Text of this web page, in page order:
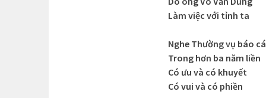
Làm việc với tỉnh ta
Nghe Thường vụ báo
Trong hơn ba năm liền
Có ưu và có khuyết
Có vui và có phiền